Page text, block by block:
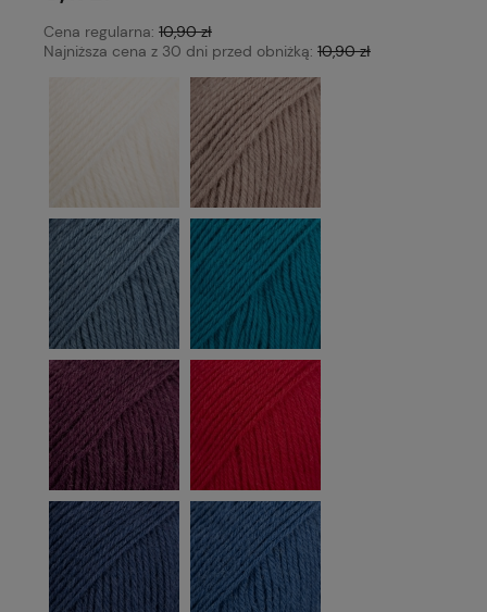
Cena regularna: 10,90 zł
Najniższa cena z 30 dni przed obniżką: 10,90 zł